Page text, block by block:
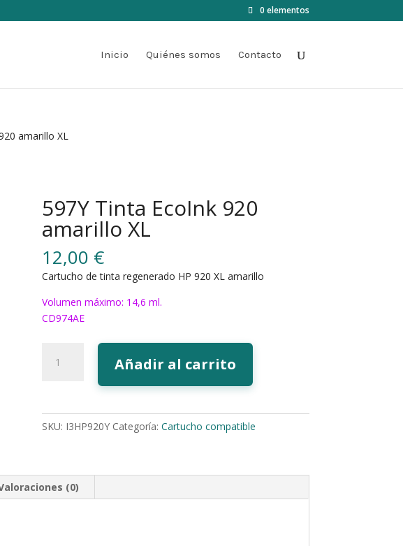
0 elementos
Inicio Quiénes somos Contacto
amarillo XL
597Y Tinta EcoInk 920
amarillo XL
12,00 €
Cartucho de tinta regenerado HP 920 XL amarillo
Volumen máximo: 14,6 ml.
CD974AE
Tinta
amarillo
XL
Añadir al carrito
SKU: I3HP920Y Categoría: Cartucho compatible
(0)